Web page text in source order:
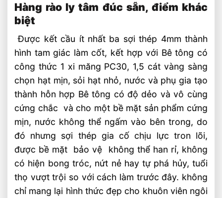
Hàng rào ly tâm đúc sẵn, điểm khác
biệt
Được kết cầu ít nhất ba sợi thép 4mm thành
hình tam giác làm cốt, kết hợp với Bê tông có
công thức 1 xi măng PC30, 1,5 cát vàng sàng
chọn hạt mịn, sỏi hạt nhỏ, nước và phụ gia tạo
thành hỗn hợp Bê tông có độ dẻo và vô cùng
cứng chắc và cho một bề mặt sản phẩm cứng
mịn, nước không thể ngấm vào bên trong, do
đó nhưng sợi thép gia cố chịu lực tron lõi,
được bề mặt bảo vệ không thể han rỉ, không
có hiện bong tróc, nứt nẻ hay tự phá hủy, tuổi
thọ vượt trội so với cách làm trước đây. không
chỉ mang lại hình thức đẹp cho khuôn viên ngôi